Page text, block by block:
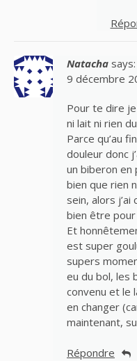
Natacha says:
9 décembre
Pour te dire
ni lait ni rien
Parce qu’au
douleur donc
un biberon en
bien que rien
sein, alors j’ai
bien être
Et
est super
supers
eu du bol, les
convenu et le
en changer
maintenant,
Répondre